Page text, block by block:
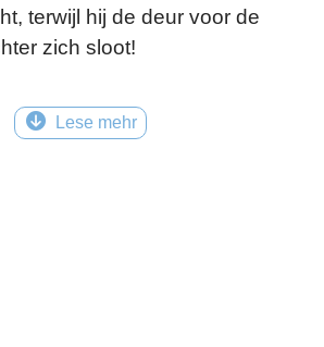
terwijl hij de deur voor de
zich sloot!
Lese mehr